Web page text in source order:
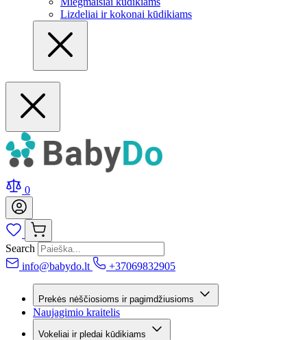
Lizdeliai ir kokonai kūdikiams
0
Search
info@babydo.lt
+37069832905
Prekės nėščiosioms ir pagimdžiusioms
Naujagimio kraitelis
Vokeliai ir pledai kūdikiams